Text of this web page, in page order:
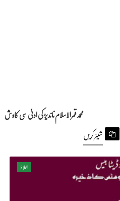
محمدقمرالاسلام ناندیڑ کی ادنٰی سی کاوش
شیئر کریں
اغلاط